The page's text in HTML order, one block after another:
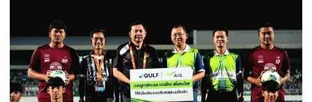
รับ
บริจาค
โลหิต
โดย
เชิญ